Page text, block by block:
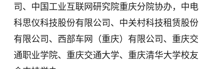
司、中国工业互联网研究院重庆分院协办，中电
科思仪科技股份有限公司、中关村科技租赁股份
有限公司、西部车网（重庆）有限公司、重庆交
通职业学院、重庆交通大学、重庆清华大学校友